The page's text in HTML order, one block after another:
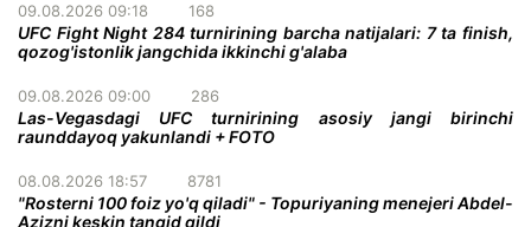
09.08.2026 09:18 168
UFC Fight Night 284 turnirining barcha natijalari: 7 ta finish,
qozog'istonlik jangchida ikkinchi g'alaba
09.08.2026 09:00 286
Las-Vegasdagi UFC turnirining asosiy jangi birinchi
raunddayoq yakunlandi + FOTO
08.08.2026 18:57 8781
"Rosterni 100 foiz yo'q qiladi" - Topuriyaning menejeri Abdel-
Azizni keskin tanqid qildi